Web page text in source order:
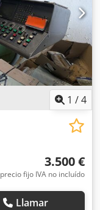
1 /4
3.500 €
precio fijo IVA no incluído
Llamar